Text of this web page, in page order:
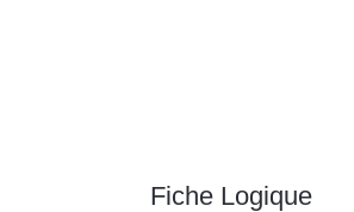
Fiche Logique